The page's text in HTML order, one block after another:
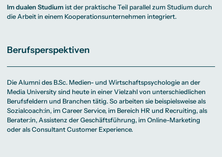
Im dualen Studiumist der praktische Teil parallel zum Studium durch
die Arbeit in einem Kooperationsunternehmen integriert.
Berufsperspektiven
Die Alumni des B.Sc. Medien- und Wirtschaftspsychologie an der
Media University sind heute in einer Vielzahl von unterschiedlichen
Berufsfeldern und Branchen tätig. So arbeiten sie beispielsweise als
Sozialcoach:in, im Career Service, im Bereich HR und Recruiting, als
Berater:in, Assistenz der Geschäftsführung, im Online-Marketing
oder als Consultant Customer Experience.